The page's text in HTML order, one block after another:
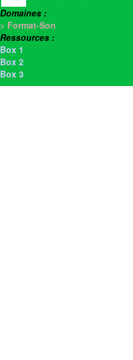
Domaines :
> Format-Son
Ressources :
Box 1
Box 2
Box 3